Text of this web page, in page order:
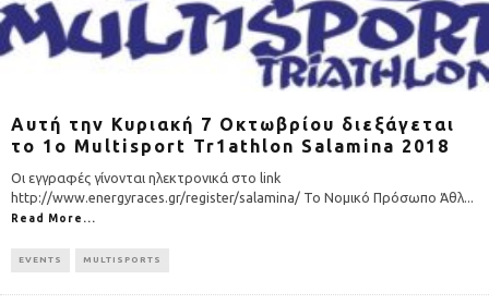
Αυτή την Κυριακή 7 Οκτωβρίου διεξάγεται
το 1ο Multisport Tr1athlon Salamina 2018
Οι εγγραφές γίνονται ηλεκτρονικά στο link
http://www.energyraces.gr/register/salamina/ Το Νομικό Πρόσωπο Άθλ
Read More...
EVENTS MULTISPORTS